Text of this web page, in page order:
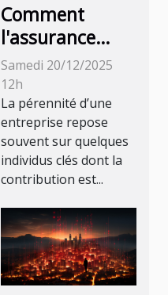
Comment
l'assurance
pour personne
clé sécurise
l'avenir de votre
entreprise ?
Samedi 20/12/2025
12h
La pérennité d’une
entreprise repose
souvent sur quelques
individus clés dont la
contribution est...